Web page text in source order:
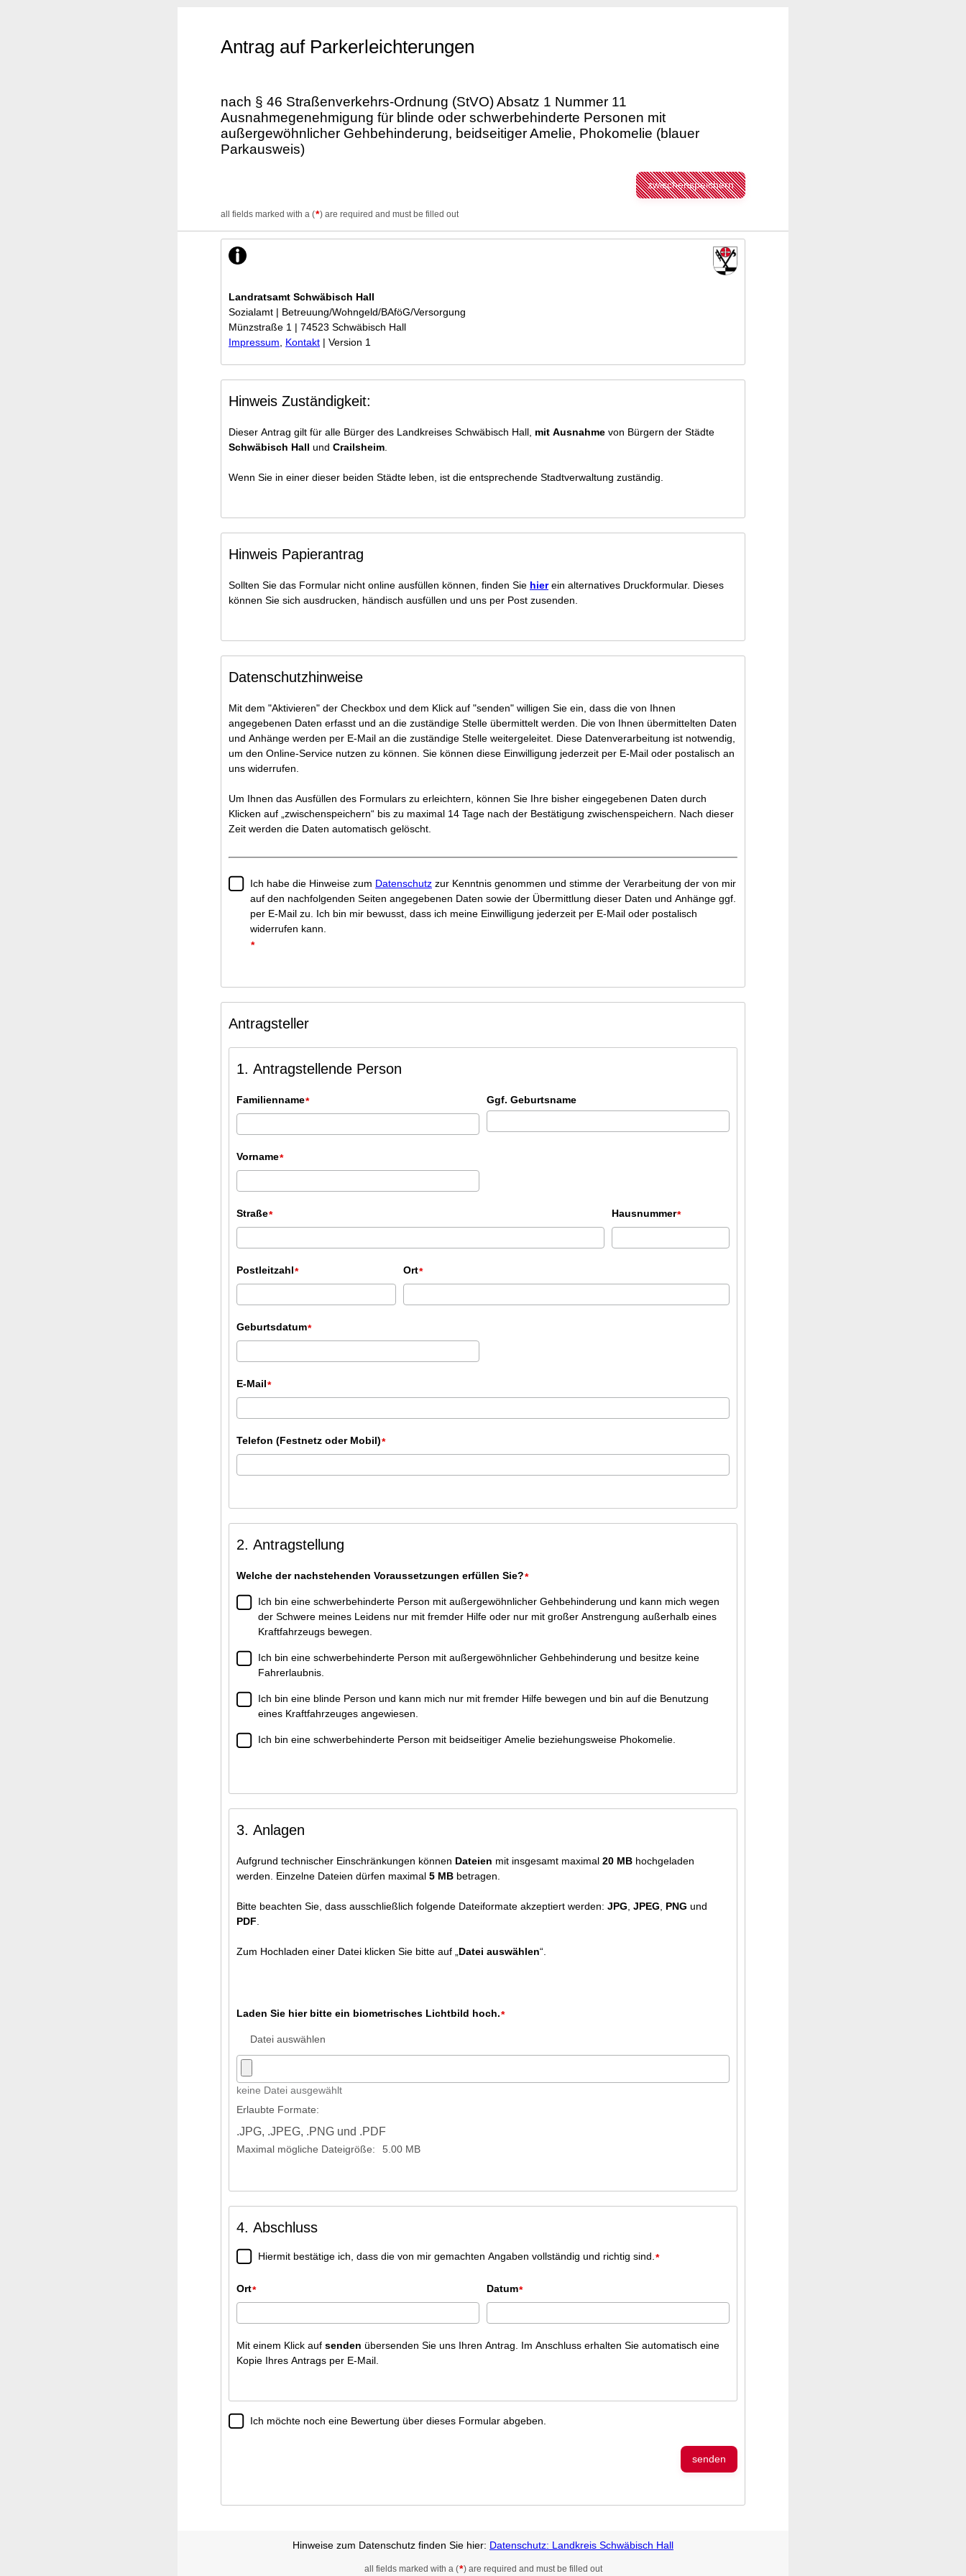
Antrag auf Parkerleichterungen
nach § 46 Straßenverkehrs-Ordnung (StVO) Absatz 1 Nummer 11
Ausnahmegenehmigung für blinde oder schwerbehinderte Personen mit
außergewöhnlicher Gehbehinderung, beidseitiger Amelie, Phokomelie (blauer
Parkausweis)
zwischenspeichern
all fields marked with a (*) are required and must be filled out
Landratsamt Schwäbisch Hall
Sozialamt | Betreuung/Wohngeld/BAföG/Versorgung
Münzstraße 1 | 74523 Schwäbisch Hall
Impressum
Kontakt | Version 1
Hinweis Zuständigkeit:
Dieser Antrag gilt für alle Bürger des Landkreises Schwäbisch Hall, mit Ausnahme von Bürgern der Städte
Schwäbisch Hall und Crailsheim
Wenn Sie in einer dieser beiden Städte leben, ist die entsprechende Stadtverwaltung zuständig.
Hinweis Papierantrag
Sollten Sie das Formular nicht online ausfüllen können, finden Sie hierein alternatives Druckformular. Dieses
können Sie sich ausdrucken, händisch ausfüllen und uns per Post zusenden.
Datenschutzhinweise
Mit dem "Aktivieren" der Checkbox und dem Klick auf "senden" willigen Sie ein, dass die von Ihnen
angegebenen Daten erfasst und an die zuständige Stelle übermittelt werden. Die von Ihnen übermittelten Daten
und Anhänge werden per E-Mail an die zuständige Stelle weitergeleitet. Diese Datenverarbeitung ist notwendig,
um den Online-Service nutzen zu können. Sie können diese Einwilligung jederzeit per E-Mail oder postalisch an
uns widerrufen.
Um Ihnen das Ausfüllen des Formulars zu erleichtern, können Sie Ihre bisher eingegebenen Daten durch
Klicken auf „zwischenspeichern“ bis zu maximal 14 Tage nach der Bestätigung zwischenspeichern. Nach dieser
Zeit werden die Daten automatisch gelöscht.
Ich habe die Hinweise zum Datenschutz zur Kenntnis genommen und stimme der Verarbeitung der von mir
auf den nachfolgenden Seiten angegebenen Daten sowie der Übermittlung dieser Daten und Anhänge ggf.
per E-Mail zu. Ich bin mir bewusst, dass ich meine Einwilligung jederzeit per E-Mail oder postalisch
widerrufen kann.
*
Antragsteller
1. Antragstellende Person
Familienname* Ggf. Geburtsname
Vorname*
Straße* Hausnummer*
Postleitzahl* Ort*
Geburtsdatum*
E-Mail*
Telefon (Festnetz oder Mobil)*
2. Antragstellung
Welche der nachstehenden Voraussetzungen erfüllen Sie?*
Ich bin eine schwerbehinderte Person mit außergewöhnlicher Gehbehinderung und kann mich wegen
der Schwere meines Leidens nur mit fremder Hilfe oder nur mit großer Anstrengung außerhalb eines
Kraftfahrzeugs bewegen.
Ich bin eine schwerbehinderte Person mit außergewöhnlicher Gehbehinderung und besitze keine
Fahrerlaubnis.
Ich bin eine blinde Person und kann mich nur mit fremder Hilfe bewegen und bin auf die Benutzung
eines Kraftfahrzeuges angewiesen.
Ich bin eine schwerbehinderte Person mit beidseitiger Amelie beziehungsweise Phokomelie.
3. Anlagen
Aufgrund technischer Einschränkungen können Dateien mit insgesamt maximal 20 MB hochgeladen
werden. Einzelne Dateien dürfen maximal 5 MB betragen.
Bitte beachten Sie, dass ausschließlich folgende Dateiformate akzeptiert werden: JPG JPEG PNG und
PDF
Zum Hochladen einer Datei klicken Sie bitte auf „ Datei auswählen“.
Laden Sie hier bitte ein biometrisches Lichtbild hoch.*
Datei auswählen
keine Datei ausgewählt
Erlaubte Formate:
.JPG, .JPEG, .PNG und .PDF
Maximal mögliche Dateigröße: 5.00 MB
4. Abschluss
Hiermit bestätige ich, dass die von mir gemachten Angaben vollständig und richtig sind. *
Ort* Datum*
Mit einem Klick auf senden übersenden Sie uns Ihren Antrag. Im Anschluss erhalten Sie automatisch eine
Kopie Ihres Antrags per E-Mail.
Ich möchte noch eine Bewertung über dieses Formular abgeben.
senden
Hinweise zum Datenschutz finden Sie hier: Datenschutz: Landkreis Schwäbisch Hall
all fields marked with a (*) are required and must be filled out